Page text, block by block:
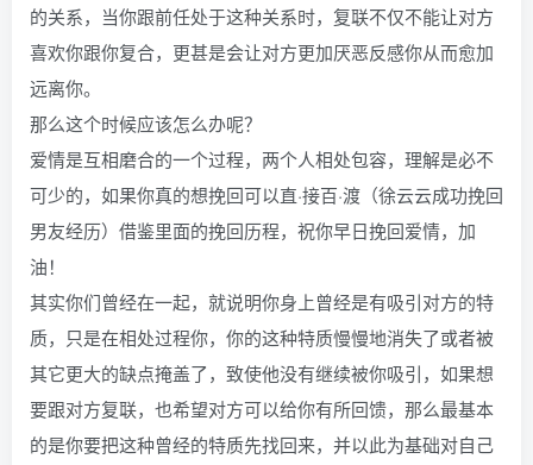
的关系，当你跟前任处于这种关系时，复联不仅不能让对方
喜欢你跟你复合，更甚是会让对方更加厌恶反感你从而愈加
远离你。
那么这个时候应该怎么办呢？
爱情是互相磨合的一个过程，两个人相处包容，理解是必不
可少的，如果你真的想挽回可以直·接百·渡（徐云云成功挽回
男友经历）借鉴里面的挽回历程，祝你早日挽回爱情，加
油！
其实你们曾经在一起，就说明你身上曾经是有吸引对方的特
质，只是在相处过程你，你的这种特质慢慢地消失了或者被
其它更大的缺点掩盖了，致使他没有继续被你吸引，如果想
要跟对方复联，也希望对方可以给你有所回馈，那么最基本
的是你要把这种曾经的特质先找回来，并以此为基础对自己